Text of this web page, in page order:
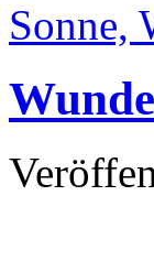
Sonne,